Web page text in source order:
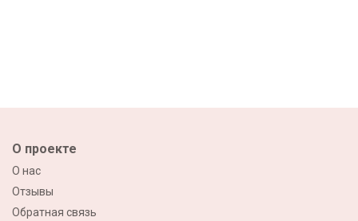
О проекте
О нас
Отзывы
Обратная связь